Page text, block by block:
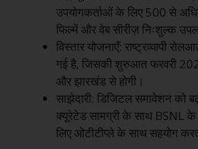
उपयोगकर्ताओं के लिए 500 से
फिल्में और वेब सीरीज़ निःशुल्क
विस्तार योजनाएँ: राष्ट्रव्यापी
गई है, जिसकी शुरुआत फरवरी 2025
और झारखंड से होगी।
साझेदारी: डिजिटल समावेशन को
क्यूरेटेड सामग्री के साथ BSNL
लिए ओटीटीप्ले के साथ सहयोग